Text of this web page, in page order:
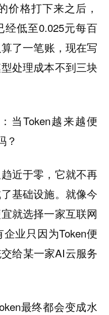
价格打下来之后，
低至0.025元每百
了一笔账，现在写
处理成本不到三块
当Token越来越便
？
近于零，它就不再
基础设施。就像今
就选择一家互联网
业只因为Token便
给某一家AI云服务
最终都会变成水